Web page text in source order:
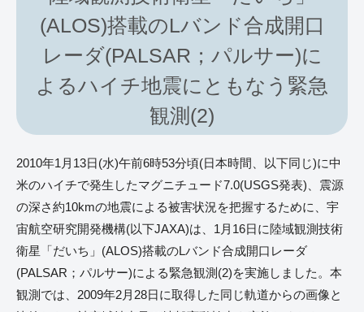
(ALOS)搭載のLバンド合成開口
レーダ(PALSAR；パルサー)に
よるハイチ地震にともなう緊急
観測(2)
2010年1月13日(水)午前6時53分頃(日本時間、以下同じ)に中
米のハイチで発生したマグニチュード7.0(USGS発表)、震源
の深さ約10kmの地震による被害状況を把握するために、宇
宙航空研究開発機構(以下JAXA)は、1月16日に陸域観測技術
衛星「だいち」(ALOS)搭載のLバンド合成開口レーダ
(PALSAR；パルサー)による緊急観測(2)を実施しました。本
観測では、2009年2月28日に取得した同じ軌道からの画像と